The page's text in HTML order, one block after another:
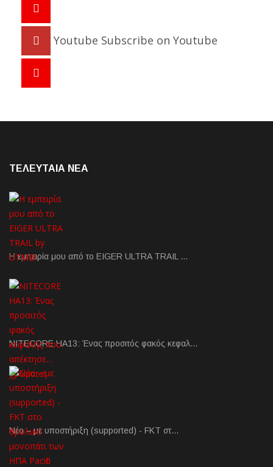
Youtube Subscribe on Youtube
ΤΕΛΕΥΤΑΙΑ NEA
Η εμπειρία μου από το EIGER ULTRA TRAIL …
NITECORE HA13: Ένας προσιτός φακός κεφαλ…
Νέο – με υποστήριξη (supported) - FKT στ…